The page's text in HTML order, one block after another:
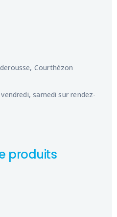
Courthézon
samedi sur rendez-
produits